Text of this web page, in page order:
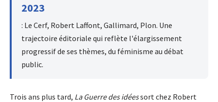
2023
: Le Cerf, Robert Laffont, Gallimard, Plon. Une
trajectoire éditoriale qui reflète l'élargissement
progressif de ses thèmes, du féminisme au débat
public.
Trois ans plus tard, La Guerre des idéessort chez Robert